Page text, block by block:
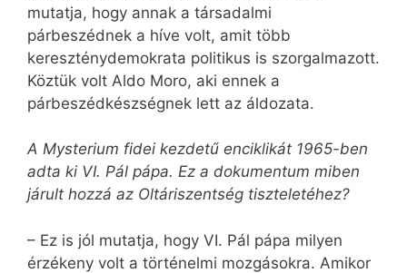
mutatja, hogy annak a társadalmi
párbeszédnek a híve volt, amit több
kereszténydemokrata politikus is szorgalmazott.
Köztük volt Aldo Moro, aki ennek a
párbeszédkészségnek lett az áldozata.
A Mysterium fidei kezdetű enciklikát 1965-ben
adta ki VI. Pál pápa. Ez a dokumentum miben
járult hozzá az Oltáriszentség tiszteletéhez?
– Ez is jól mutatja, hogy VI. Pál pápa milyen
érzékeny volt a történelmi mozgásokra. Amikor